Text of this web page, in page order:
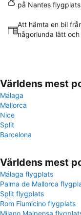
på Nantes flygplats
Att hämta en bil
någorlunda lätt
Världens mest
Málaga
Mallorca
Nice
Split
Barcelona
Världens mest
Málaga flygplats
Palma de Mallorca
Split flygplats
Rom Fiumicino flygplats
Milano Malpensa